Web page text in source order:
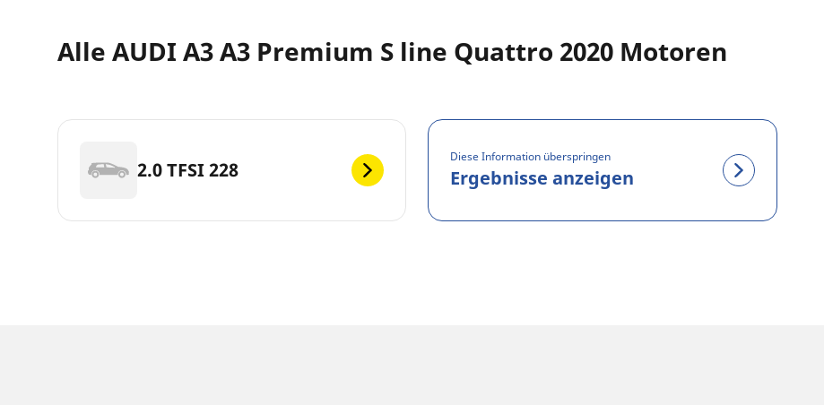
Alle AUDI A3 A3 Premium S line Quattro 2020 Motoren
2.0 TFSI 228
Diese Information überspringen
Ergebnisse anzeigen